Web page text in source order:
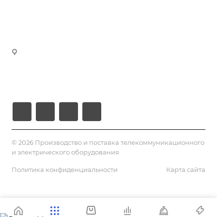
© 2026 Производство и поставка телекоммуникационного
и электрического оборудования
Политика конфиденциальности Карта сайта